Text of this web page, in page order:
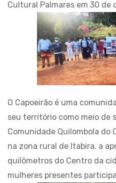
Cultural Palmares em 30 de
O Capoeirão é uma
seu território como meio de
Comunidade Quilombola do
na zona rural de Itabira, a
quilômetros do Centro da
mulheres presentes